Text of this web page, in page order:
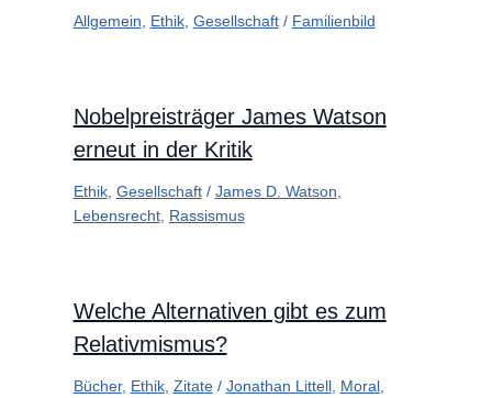
Allgemein Ethik, Gesellschaft/ Familienbild
Nobelpreisträger James Watson
erneut in der Kritik
Ethik, Gesellschaft/ James D. Watson
Lebensrecht, Rassismus
Welche Alternativen gibt es zum
Relativmismus?
Bücher, Ethik, Zitate/ Jonathan Littell, Moral,